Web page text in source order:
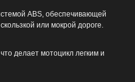
ABS, обеспечивающей
или мокрой дороге.
делает мотоцикл легким и